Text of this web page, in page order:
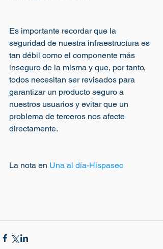
Es importante recordar que la
seguridad de nuestra infraestructura es
tan débil como el componente más
inseguro de la misma y que, por tanto,
todos necesitan ser revisados para
garantizar un producto seguro a
nuestros usuarios y evitar que un
problema de terceros nos afecte
directamente.
La nota en Una al día-Hispasec